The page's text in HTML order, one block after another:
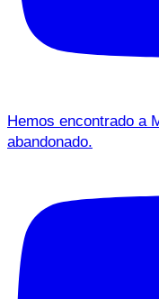
Hemos encontrado a
abandonado.